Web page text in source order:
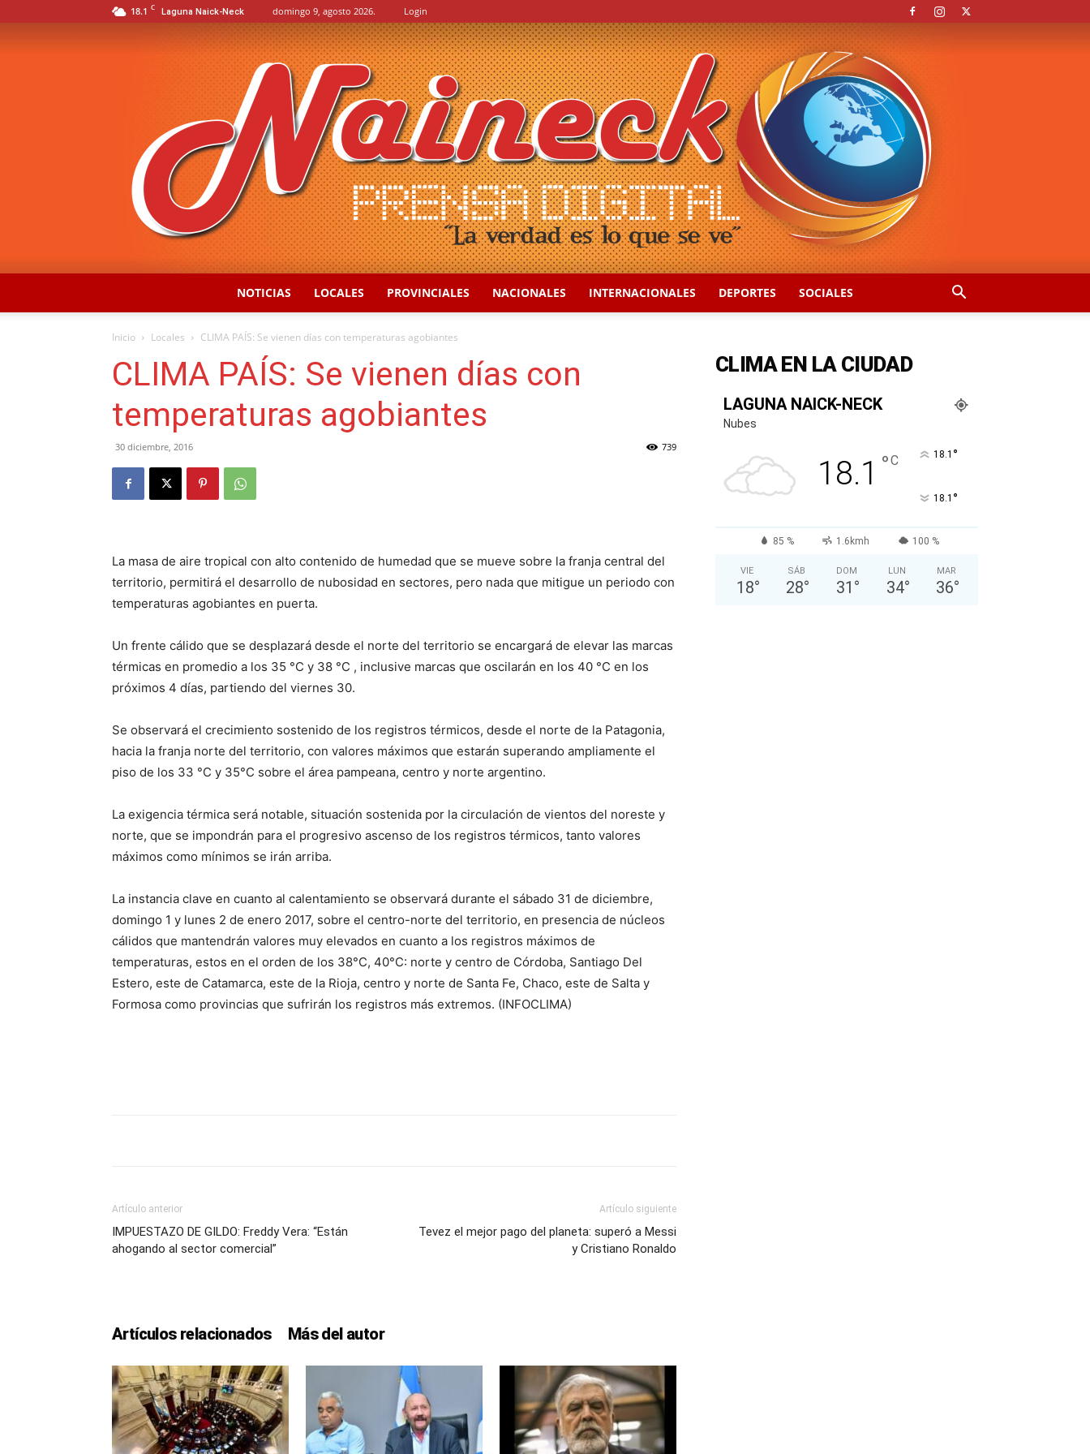
18.1 C Laguna Naick-Neck domingo 9, agosto 2026. Login
DIGITAL
::
Verdad
se
NOTICIAS LOCALES PROVINCIALES NACIONALES INTERNACIONALES DEPORTES SOCIALES
Inicio Locales CLIMA PAÍS: Se vienen días con temperaturas agobiantes
CLIMA PAÍS: Se vienen días con
temperaturas agobiantes
30 diciembre, 2016 739
La masa de aire tropical con alto contenido de humedad que se mueve sobre la franja central del
territorio, permitirá el desarrollo de nubosidad en sectores, pero nada que mitigue un periodo con
temperaturas agobiantes en puerta.
Un frente cálido que se desplazará desde el norte del territorio se encargará de elevar las marcas
térmicas en promedio a los 35 °C y 38 °C , inclusive marcas que oscilarán en los 40 °C en los
próximos 4 días, partiendo del viernes 30.
Se observará el crecimiento sostenido de los registros térmicos, desde el norte de la Patagonia,
hacia la franja norte del territorio, con valores máximos que estarán superando ampliamente el
piso de los 33 °C y 35°C sobre el área pampeana, centro y norte argentino.
La exigencia térmica será notable, situación sostenida por la circulación de vientos del noreste y
norte, que se impondrán para el progresivo ascenso de los registros térmicos, tanto valores
máximos como mínimos se irán arriba.
La instancia clave en cuanto al calentamiento se observará durante el sábado 31 de diciembre,
domingo 1 y lunes 2 de enero 2017, sobre el centro-norte del territorio, en presencia de núcleos
cálidos que mantendrán valores muy elevados en cuanto a los registros máximos de
temperaturas, estos en el orden de los 38°C, 40°C: norte y centro de Córdoba, Santiago Del
Estero, este de Catamarca, este de la Rioja, centro y norte de Santa Fe, Chaco, este de Salta y
Formosa como provincias que sufrirán los registros más extremos. (INFOCLIMA)
Artículo anterior
IMPUESTAZO DE GILDO: Freddy Vera: “Están
ahogando al sector comercial”
Artículo siguiente
Tevez el mejor pago del planeta: superó a Messi
y Cristiano Ronaldo
Artículos relacionados Más del autor
CLIMA EN LA CIUDAD
LAGUNA NAICK-NECK
Nubes
18.1 °C 18.1 °
18.1 °
85 % 1.6kmh 100 %
VIE
18°
SÁB
28°
DOM
31 °
LUN
34°
MAR
36°